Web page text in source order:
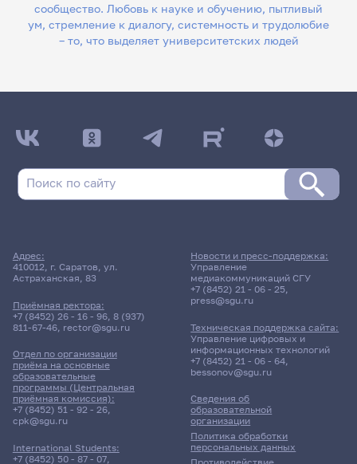
сообщество. Любовь к науке и обучению, пытливый
ум, стремление к диалогу, системность и трудолюбие
– то, что выделяет университетских людей
Адрес:
410012, г. Саратов, ул.
Астраханская, 83
Приёмная ректора:
+7 (8452) 26 - 16 - 96, 8 (937)
811-67-46, rector@sgu.ru
Отдел по организации
приёма на основные
образовательные
программы (Центральная
приёмная комиссия):
+7 (8452) 51 - 92 - 26,
cpk@sgu.ru
International Students:
+7 (8452) 50 - 87 - 07,
Сведения об
образовательной
организации
Политика обработки
персональных данных
Новости и пресс-поддержка:
Управление
медиакоммуникаций СГУ
+7 (8452) 21 - 06 - 25,
press@sgu.ru
Техническая поддержка сайта:
Управление цифровых и
информационных технологий
+7 (8452) 21 - 06 - 64,
bessonov@sgu.ru